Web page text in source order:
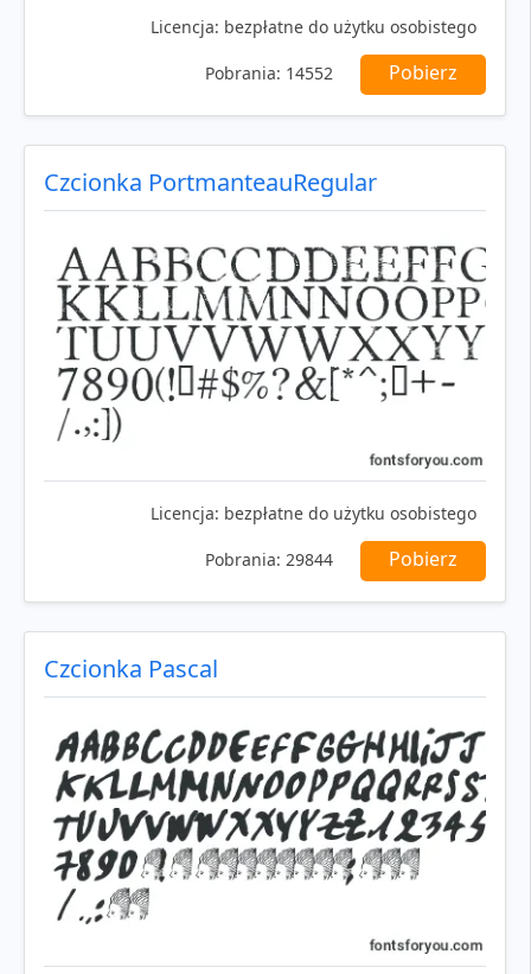
Licencja: bezpłatne do użytku osobistego
Pobrania: 14552 Pobierz
Czcionka PortmanteauRegular
Licencja: bezpłatne do użytku osobistego
Pobrania: 29844 Pobierz
Czcionka Pascal